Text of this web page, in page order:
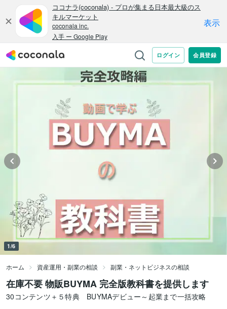
1/6
ホーム 資産運用・副業の相談 副業・ネットビジネスの相談
在庫不要 物販BUYMA 完全版教科書を提供します
30コンテンツ＋５特典 BUYMAデビュー～起業まで一括攻略